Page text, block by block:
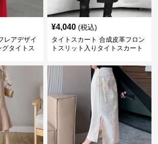
レアデザイ
グタイトス
¥4,040 (税込)
タイトスカート 合成皮革フロン
トスリット入りタイトスカート